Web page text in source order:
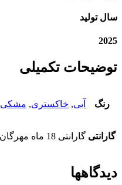
سال تولید
2025
توضیحات تکمیلی
رنگ آبی, خاکستری, مشکی
گارانتی گارانتی 18 ماه مهرگان همراه ایساتیس
دیدگاهها